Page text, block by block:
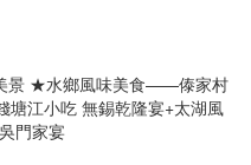
景 ★水鄉風味美食——傣家村
塘江小吃 無錫乾隆宴+太湖風
門家宴